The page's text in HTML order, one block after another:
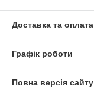
Доставка та оплата
Графік роботи
Повна версія сайту